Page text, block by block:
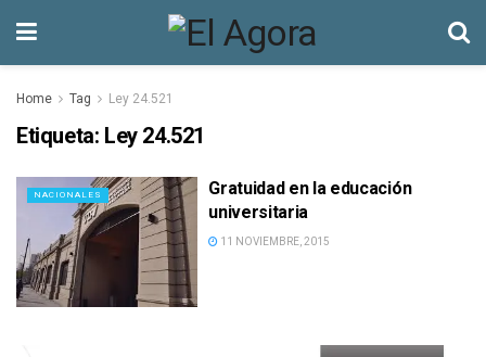
Home Tag Ley 24.521
Etiqueta: Ley 24.521
NACIONALES
Gratuidad en la educación
universitaria
11 NOVIEMBRE, 2015